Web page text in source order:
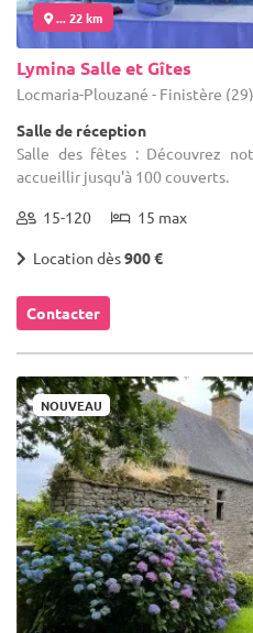
... 22 km
Lymina Salle et Gîtes
Locmaria-Plouzané - Finistère (29)
Salle de réception
Salle des fêtes : Découvrez
accueillir jusqu'à 100 couverts.
15-120 15 max
Location dès900 €
Contacter
NOUVEAU